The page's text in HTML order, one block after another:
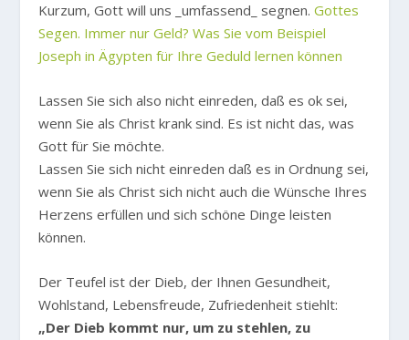
Kurzum, Gott will uns _umfassend_ segnen.Gottes
Segen. Immer nur Geld? Was Sie vom Beispiel
Joseph in Ägypten für Ihre Geduld lernen können
Lassen Sie sich also nicht einreden, daß es ok sei,
wenn Sie als Christ krank sind. Es ist nicht das, was
Gott für Sie möchte.
Lassen Sie sich nicht einreden daß es in Ordnung sei,
wenn Sie als Christ sich nicht auch die Wünsche Ihres
Herzens erfüllen und sich schöne Dinge leisten
können.
Der Teufel ist der Dieb, der Ihnen Gesundheit,
Wohlstand, Lebensfreude, Zufriedenheit stiehlt:
„Der Dieb kommt nur, um zu stehlen, zu